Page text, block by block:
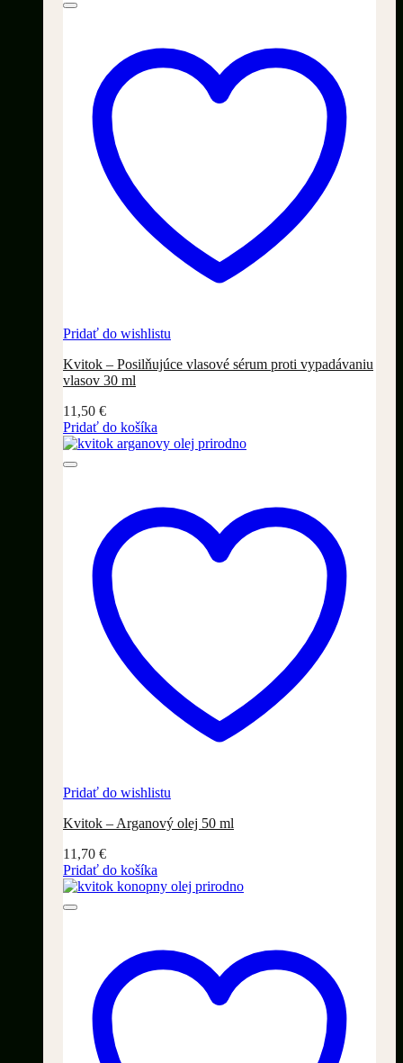
Pridať do wishlistu
Kvitok – Posilňujúce vlasové sérum proti vypadávaniu
vlasov 30 ml
11,50 €
Pridať do košíka
Pridať do wishlistu
Kvitok – Arganový olej 50 ml
11,70 €
Pridať do košíka